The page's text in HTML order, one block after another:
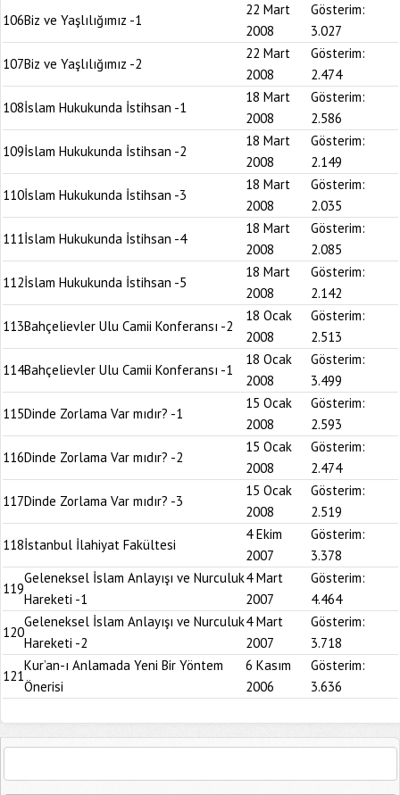
106Biz ve Yaşlılığımız -1
22 Mart
2008
Gösterim:
3.027
107Biz ve Yaşlılığımız -2
22 Mart
2008
Gösterim:
2.474
108İslam Hukukunda İstihsan -1
18 Mart
2008
Gösterim:
2.586
109İslam Hukukunda İstihsan -2
18 Mart
2008
Gösterim:
2.149
110İslam Hukukunda İstihsan -3
18 Mart
2008
Gösterim:
2.035
111İslam Hukukunda İstihsan -4
18 Mart
2008
Gösterim:
2.085
112İslam Hukukunda İstihsan -5
18 Mart
2008
Gösterim:
2.142
113Bahçelievler Ulu Camii Konferansı -2
18 Ocak
2008
Gösterim:
2.513
114Bahçelievler Ulu Camii Konferansı -1
18 Ocak
2008
Gösterim:
3.499
115Dinde Zorlama Var mıdır? -1
15 Ocak
2008
Gösterim:
2.593
116Dinde Zorlama Var mıdır? -2
15 Ocak
2008
Gösterim:
2.474
117Dinde Zorlama Var mıdır? -3
15 Ocak
2008
Gösterim:
2.519
118İstanbul İlahiyat Fakültesi
4 Ekim
2007
Gösterim:
3.378
119
Geleneksel İslam Anlayışı ve Nurculuk
Hareketi -1
4 Mart
2007
Gösterim:
4.464
120
Geleneksel İslam Anlayışı ve Nurculuk
Hareketi -2
4 Mart
2007
Gösterim:
3.718
121
Kur’an-ı Anlamada Yeni Bir Yöntem
Önerisi
6 Kasım
2006
Gösterim:
3.636